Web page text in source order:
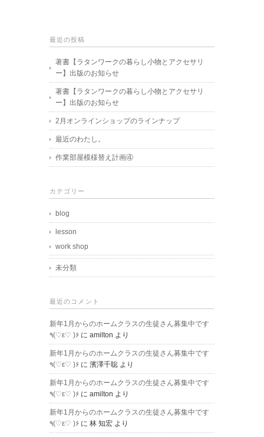
最近の投稿
著書【ラタンワークの暮らし小物とアクセサリ
ー】出版のお知らせ
著書【ラタンワークの暮らし小物とアクセサリ
ー】出版のお知らせ
2月オンラインショップのラインナップ
最近のわたし。
作業部屋模様替え計画④
カテゴリー
blog
lesson
work shop
未分類
最近のコメント
新年1月からのホームクラスの生徒さん募集中です
٩(♡ε♡ )۶ に amilton より
新年1月からのホームクラスの生徒さん募集中です
٩(♡ε♡ )۶ に 濱澤千聡 より
新年1月からのホームクラスの生徒さん募集中です
٩(♡ε♡ )۶ に amilton より
新年1月からのホームクラスの生徒さん募集中です
٩(♡ε♡ )۶ に 林 知宏 より